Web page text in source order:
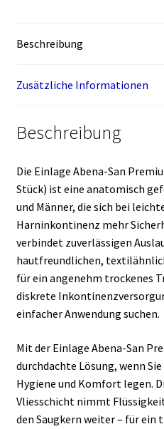
28
Menge
Beschreibung
Zusätzliche Informationen
Beschreibung
Die Einlage Abena-San
Stück) ist eine anatomisch
und Männer, die sich bei
Harninkontinenz mehr
verbindet zuverlässigen
hautfreundlichen,
für ein angenehm trockenes
diskrete
einfacher Anwendung suchen.
Mit der Einlage Abena-San
durchdachte Lösung, wenn
Hygiene und Komfort legen.
Vliesschicht nimmt
den Saugkern weiter – für ein